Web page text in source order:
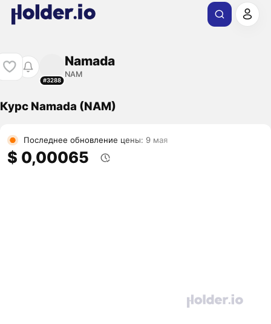
#3288
Namada
NAM
Курс Namada (NAM)
Последнее обновление цены: 9 мая
$ 0,00065